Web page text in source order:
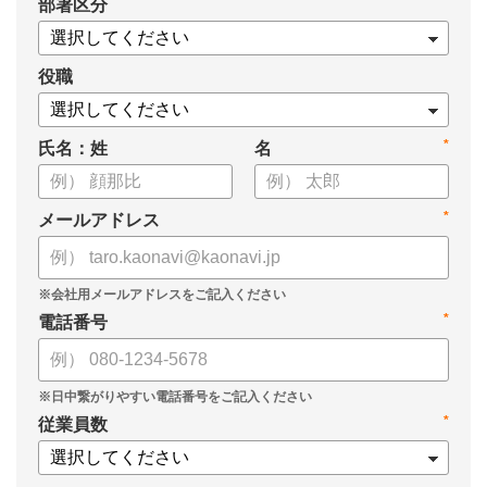
案の生成など、コピペで使えるプロンプトも収録！
生成AIを「壁打ち相手」や「作業アシスタント」にして、明日か
らの人事業務を効率化してみませんか？
【資料の内容】
・人事担当者に聞いた「生成AI活用に関する実態調査」
・生成AI利用における注意点やルール
・今日から使えるプロンプト集（人事評価、エンゲージメント業
務）
部署区分
役職
氏名：姓 *
名
*
メールアドレス
*
電話番号
*
従業員数